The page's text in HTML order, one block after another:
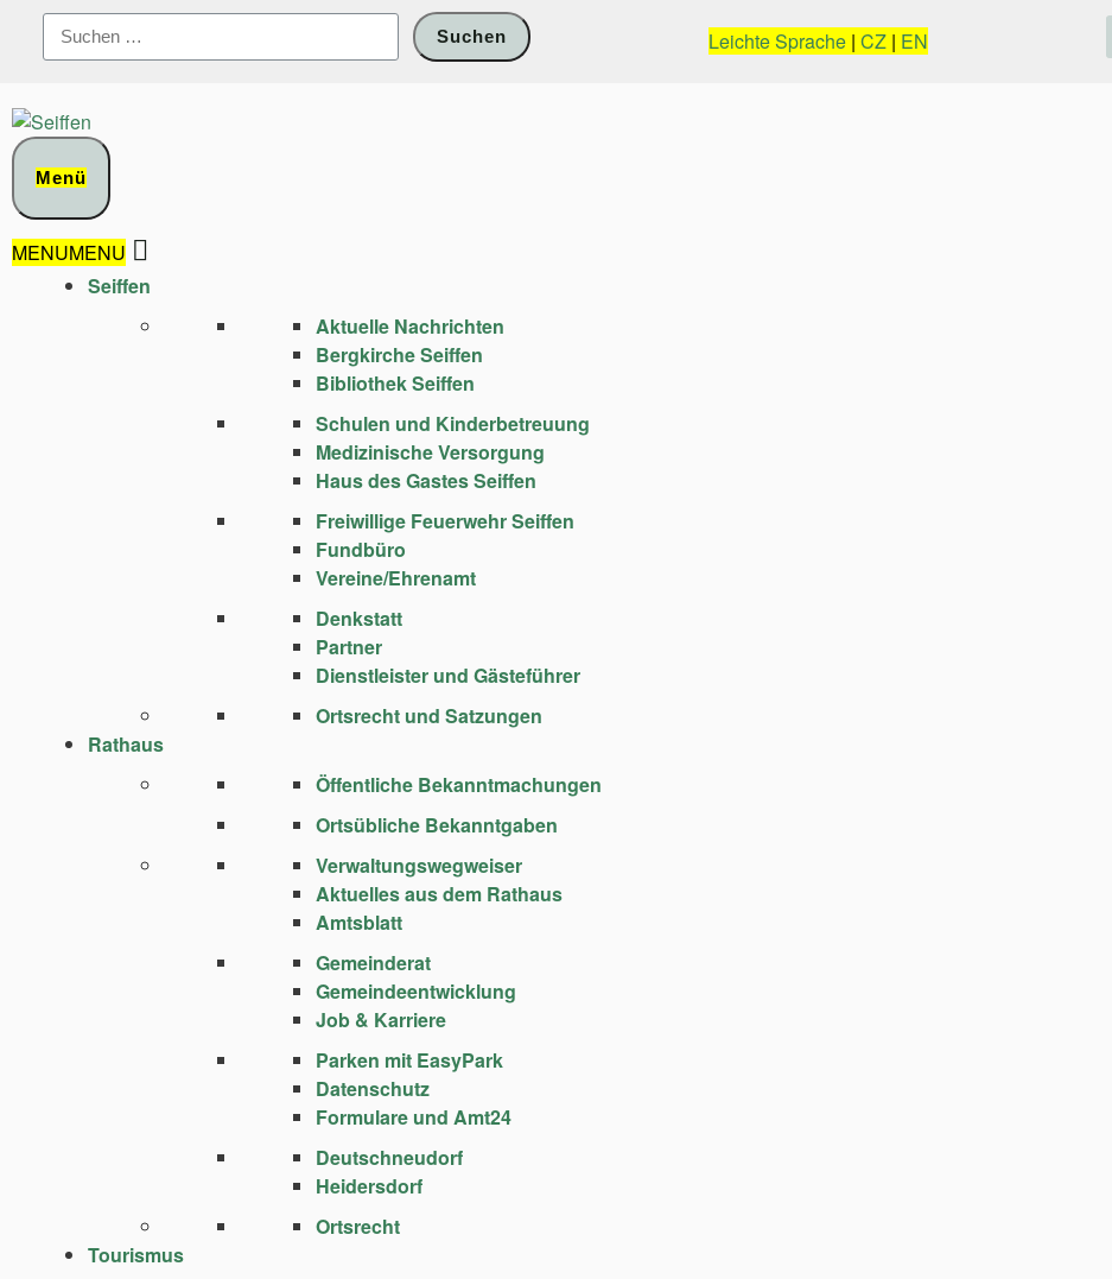
Suchen
nach:
Leichte Sprache | CZ | EN
Menü
MENUMENU
Seiffen
Aktuelle Nachrichten
Bergkirche Seiffen
Bibliothek Seiffen
Schulen und Kinder­betreuung
Medizinische Versorgung
Haus des Gastes Seiffen
Freiwillige Feuerwehr Seiffen
Fundbüro
Vereine/Ehrenamt
Denkstatt
Partner
Dienstleister und Gästeführer
Ortsrecht und Satzungen
Rathaus
Öffentliche Bekanntmachungen
Ortsübliche Bekanntgaben
Verwaltungswegweiser
Aktuelles aus dem Rathaus
Amtsblatt
Gemeinderat
Gemeindeentwicklung
Job & Karriere
Parken mit EasyPark
Datenschutz
Formulare und Amt24
Deutschneudorf
Heidersdorf
Ortsrecht
Tourismus